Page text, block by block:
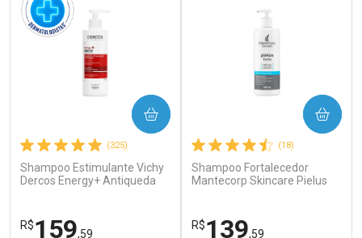
Ativar Desconto
Comprar sem Desconto
Comprar sem Desconto
(325)
Shampoo Estimulante Vichy
Dercos Energy+ Antiqueda
R$159,59
COMPRAR
(18)
Shampoo Fortalecedor
Mantecorp Skincare Pielus
R$139,59
COMPRAR